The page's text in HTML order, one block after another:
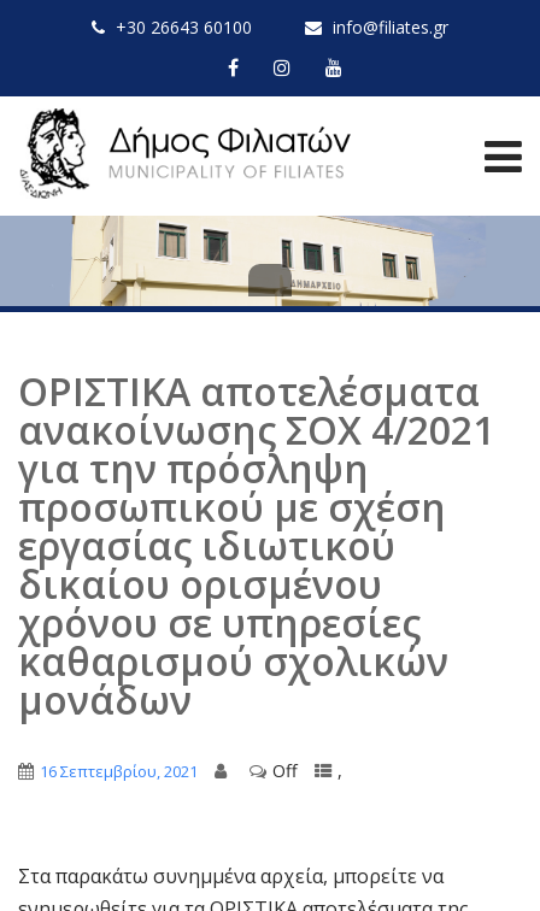
+30 26643 60100 info@filiates.gr
ΟΡΙΣΤΙΚΑ αποτελέσματα
ανακοίνωσης ΣΟΧ 4/2021
για την πρόσληψη
προσωπικού με σχέση
εργασίας ιδιωτικού
δικαίου ορισμένου
χρόνου σε υπηρεσίες
καθαρισμού σχολικών
μονάδων
16 Σεπτεμβρίου, 2021 Off ,
Στα παρακάτω συνημμένα αρχεία, μπορείτε να